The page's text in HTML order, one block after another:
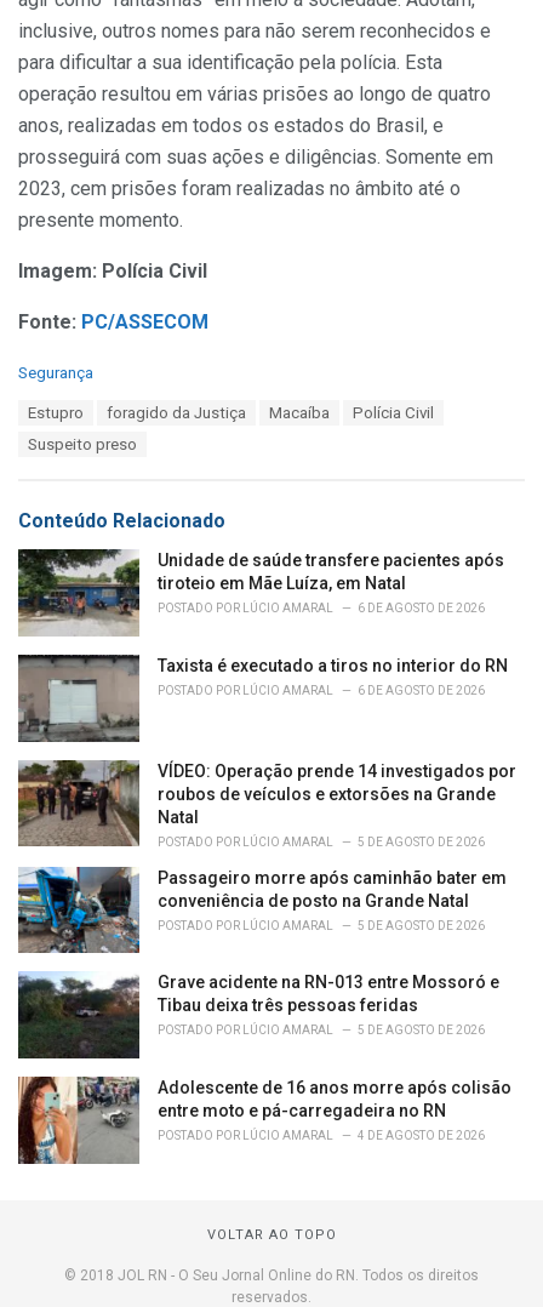
inclusive, outros nomes para não serem reconhecidos e
para dificultar a sua identificação pela polícia. Esta
operação resultou em várias prisões ao longo de quatro
anos, realizadas em todos os estados do Brasil, e
prosseguirá com suas ações e diligências. Somente em
2023, cem prisões foram realizadas no âmbito até o
presente momento.
Imagem: Polícia Civil
Fonte: PC/ASSECOM
C
i
e
s
:
Segurança
Estupro foragido da Justiça Macaíba
Polícia Civil
Suspeito preso
Conteúdo Relacionado
Unidade de saúde transfere pacientes após
tiroteio em Mãe Luíza, em Natal
POSTADO POR LÚCIO AMARAL 6 DE AGOSTO DE 2026
Taxista é executado a tiros no interior do RN
POSTADO POR LÚCIO AMARAL 6 DE AGOSTO DE 2026
VÍDEO: Operação prende 14 investigados por
roubos de veículos e extorsões na Grande
Natal
POSTADO POR LÚCIO AMARAL 5 DE AGOSTO DE 2026
Passageiro morre após caminhão bater em
conveniência de posto na Grande Natal
POSTADO POR LÚCIO AMARAL 5 DE AGOSTO DE 2026
Grave acidente na RN-013 entre Mossoró e
Tibau deixa três pessoas feridas
POSTADO POR LÚCIO AMARAL 5 DE AGOSTO DE 2026
Adolescente de 16 anos morre após colisão
entre moto e pá-carregadeira no RN
POSTADO POR LÚCIO AMARAL 4 DE AGOSTO DE 2026
VOLTAR AO TOPO
© 2018 JOL RN - O Seu Jornal Online do RN. Todos os direitos
reservados.